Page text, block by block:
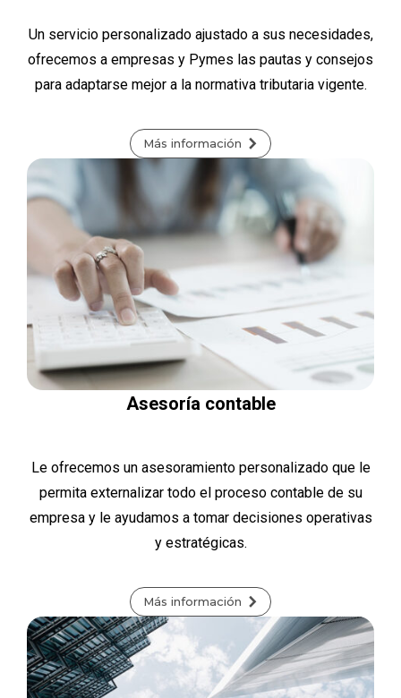
Un servicio personalizado ajustado a sus necesidades,
ofrecemos a empresas y Pymes las pautas y consejos
para adaptarse mejor a la normativa tributaria vigente.
Más información
Asesoría contable
Le ofrecemos un asesoramiento personalizado que le
permita externalizar todo el proceso contable de su
empresa y le ayudamos a tomar decisiones operativas
y estratégicas.
Más información